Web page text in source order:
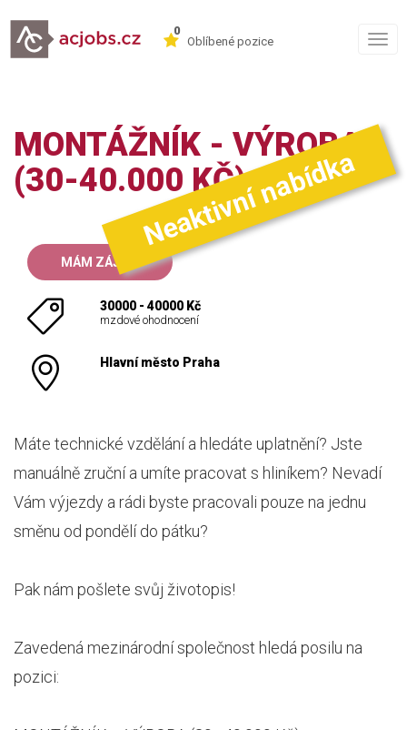
0
Oblíbené pozice
MONTÁŽNÍK - VÝROBA
(30-40.000 KČ)Neaktivní nabídka
MÁM ZÁJEM
30000 - 40000 Kč
mzdové ohodnocení
Hlavní město Praha
Máte technické vzdělání a hledáte uplatnění? Jste
manuálně zruční a umíte pracovat s hliníkem? Nevadí
Vám výjezdy a rádi byste pracovali pouze na jednu
směnu od pondělí do pátku?
Pak nám pošlete svůj životopis!
Zavedená mezinárodní společnost hledá posilu na
pozici: